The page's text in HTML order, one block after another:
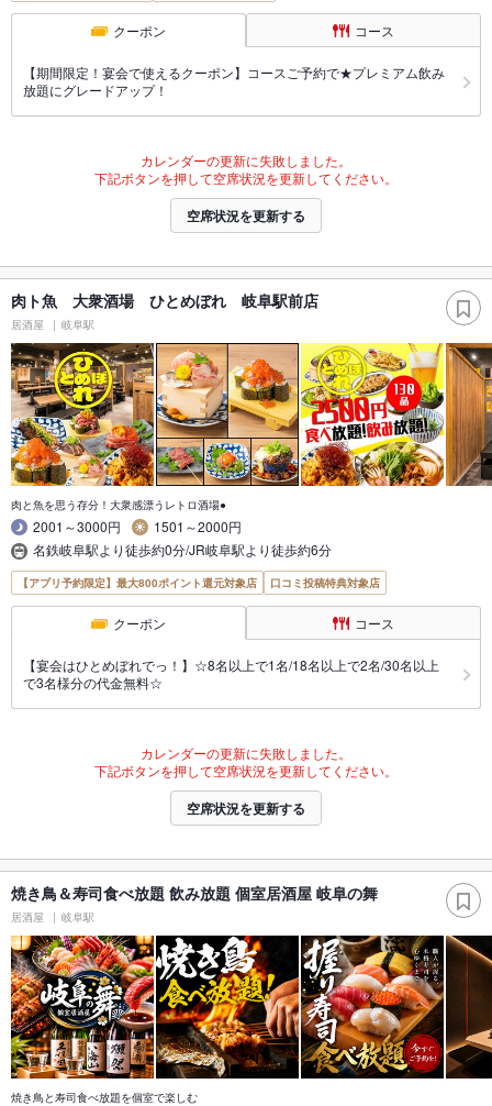
クーポン コース
【期間限定！宴会で使えるクーポン】コースご予約で★プレミアム飲み
放題にグレードアップ！
カレンダーの更新に失敗しました。
下記ボタンを押して空席状況を更新してください。
空席状況を更新する
肉ト魚 大衆酒場 ひとめぼれ 岐阜駅前店
居酒屋 岐阜駅
肉と魚を思う存分！大衆感漂うレトロ酒場●
2001～3000円
1501～2000円
名鉄岐阜駅より徒歩約0分/JR岐阜駅より徒歩約6分
【アプリ予約限定】最大800ポイント還元対象店 口コミ投稿特典対象店
クーポン コース
【宴会はひとめぼれでっ！】☆8名以上で1名/18名以上で2名/30名以上
で3名様分の代金無料☆
カレンダーの更新に失敗しました。
下記ボタンを押して空席状況を更新してください。
空席状況を更新する
焼き鳥＆寿司食べ放題 飲み放題 個室居酒屋 岐阜の舞
居酒屋 岐阜駅
焼き鳥と寿司食べ放題を個室で楽しむ